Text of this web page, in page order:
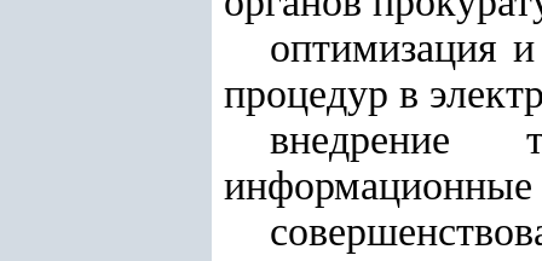
оптимизация
процедур в
внедрение
информационные